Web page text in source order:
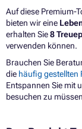
Auf diese Premium-
bieten wir eine
erhalten Sie8
verwenden können.
Brauchen Sie
die häufig gestellten
Entspannen Sie mit
besuchen zu